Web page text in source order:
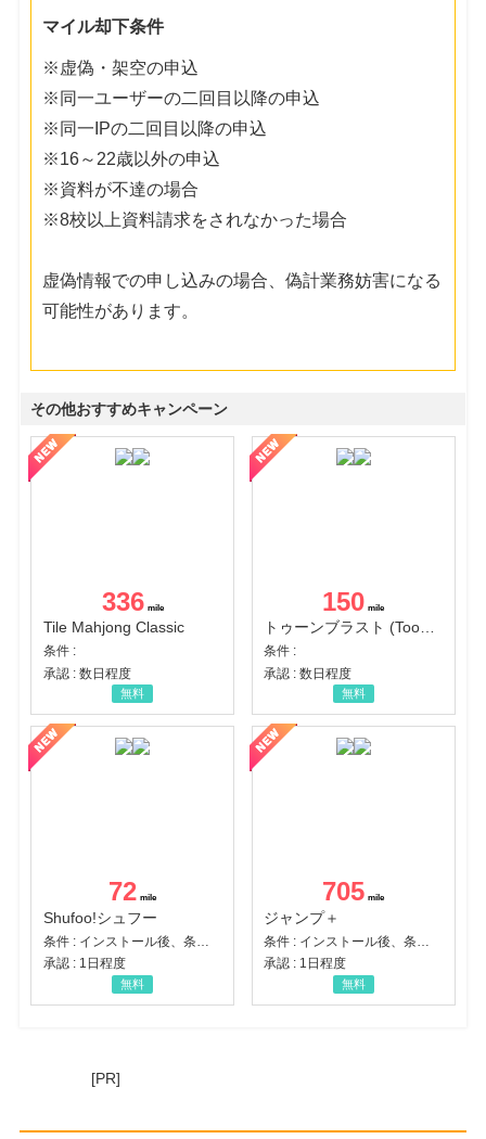
マイル却下条件
※虚偽・架空の申込
※同一ユーザーの二回目以降の申込
※同一IPの二回目以降の申込
※16～22歳以外の申込
※資料が不達の場合
※8校以上資料請求をされなかった場合
虚偽情報での申し込みの場合、偽計業務妨害になる
可能性があります。
その他おすすめキャンペーン
336
Tile Mahjong Classic
条件 :
承認 : 数日程度
無料
150
トゥーンブラスト (Toon Blast)
条件 :
承認 : 数日程度
無料
72
Shufoo!シュフー
承認 : 1日程度
無料
705
ジャンプ＋
承認 : 1日程度
無料
[PR]